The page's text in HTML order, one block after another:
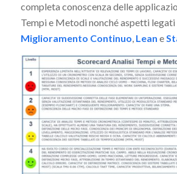
completa conoscenza delle
Tempi e Metodi nonché aspetti legati
Miglioramento Continuo, Lean e